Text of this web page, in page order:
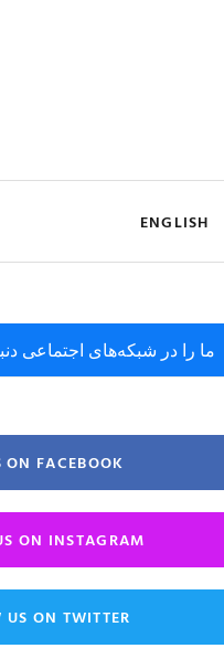
ENGLISH
ما را در شبکه‌های اجتماعی
ON FACEBOOK
ON INSTAGRAM
US ON TWITTER